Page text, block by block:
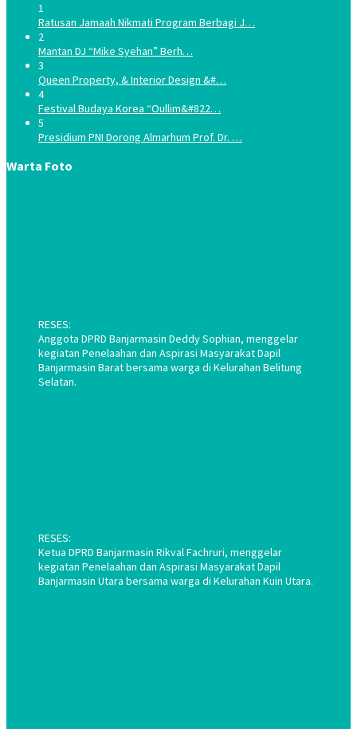
1
Ratusan Jamaah Nikmati Program Berbagi J…
2
Mantan DJ “Mike Syehan” Berh…
3
Queen Property, & Interior Design &#…
4
Festival Budaya Korea “Oullim&#822…
5
Presidium PNI Dorong Almarhum Prof. Dr. …
Warta Foto
RESES:
Anggota DPRD Banjarmasin Deddy Sophian, menggelar
kegiatan Penelaahan dan Aspirasi Masyarakat Dapil
Banjarmasin Barat bersama warga di Kelurahan Belitung
Selatan.
RESES:
Ketua DPRD Banjarmasin Rikval Fachruri, menggelar
kegiatan Penelaahan dan Aspirasi Masyarakat Dapil
Banjarmasin Utara bersama warga di Kelurahan Kuin Utara.